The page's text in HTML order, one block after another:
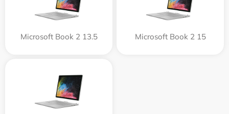
Microsoft Book 2 13.5 Microsoft Book 2 15